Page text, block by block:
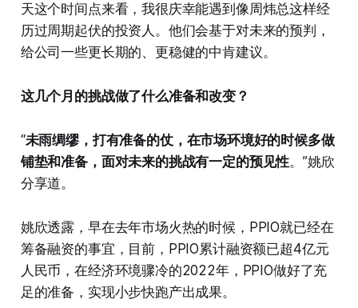
天这个时间点来看，我很庆幸能遇到像周炜总这样经
历过周期起伏的投资人。他们会基于对未来的预判，
给公司一些更长期的、更稳健的中肯建议。
这几个月的挑战做了什么准备和改变？
“未雨绸缪，打有准备的仗，在市场环境好的时候多做
铺垫和准备，面对未来的挑战有一定的预见性。”姚欣
分享道。
姚欣透露，早在去年市场火热的时候，PPIO就已经在
筹备融资的事宜，目前，PPIO累计融资额已超4亿元
人民币，在经济环境骤冷的2022年，PPIO做好了充
足的准备，实现小步快跑产出成果。